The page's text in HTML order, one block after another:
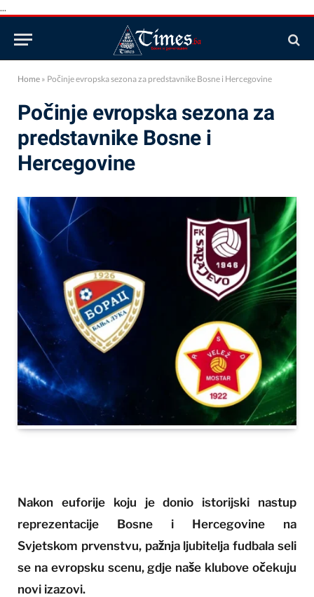
...
Home » Počinje evropska sezona za predstavnike Bosne i Hercegovine
Počinje evropska sezona za
predstavnike Bosne i
Hercegovine
Nakon euforije koju je donio istorijski nastup
reprezentacije Bosne i Hercegovine na
Svjetskom prvenstvu, pažnja ljubitelja fudbala seli
se na evropsku scenu, gdje naše klubove očekuju
novi izazovi.